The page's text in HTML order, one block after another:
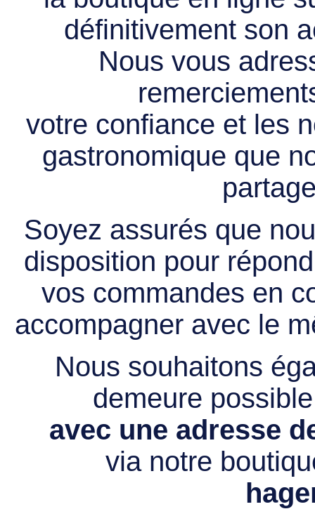
définitivement son
Nous vous
votre confiance et les
gastronomique que
Soyez assurés que
disposition pour
vos commandes en
accompagner avec le
Nous souhaitons
demeure
avec une adresse
via notre